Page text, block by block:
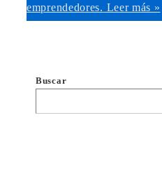
emprendedores. Leer más »
Buscar